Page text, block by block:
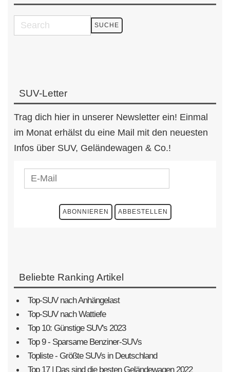
SUV-Letter
Trag dich hier in unserer Newsletter ein! Einmal
im Monat erhälst du eine Mail mit den neuesten
Infos über SUV, Geländewagen & Co.!
Beliebte Ranking Artikel
Top-SUV nach Anhängelast
Top-SUV nach Wattiefe
Top 10: Günstige SUV's 2023
Top 9 - Sparsame Benziner-SUVs
Topliste - Größte SUVs in Deutschland
Top 17 | Das sind die besten Geländewagen 2022